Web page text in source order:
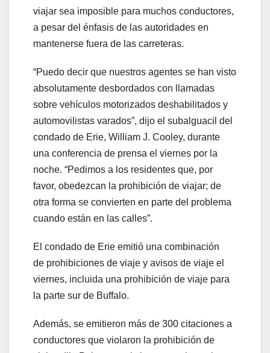
viajar sea imposible para muchos conductores,
a pesar del énfasis de las autoridades en
mantenerse fuera de las carreteras.
“Puedo decir que nuestros agentes se han visto
absolutamente desbordados con llamadas
sobre vehículos motorizados deshabilitados y
automovilistas varados”, dijo el subalguacil del
condado de Erie, William J. Cooley, durante
una conferencia de prensa el viernes por la
noche. “Pedimos a los residentes que, por
favor, obedezcan la prohibición de viajar; de
otra forma se convierten en parte del problema
cuando están en las calles”.
El condado de Erie emitió una combinación
de prohibiciones de viaje y avisos de viaje el
viernes, incluida una prohibición de viaje para
la parte sur de Buffalo.
Además, se emitieron más de 300 citaciones a
conductores que violaron la prohibición de